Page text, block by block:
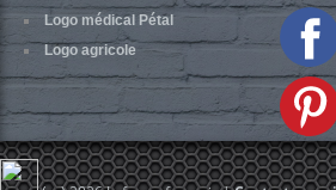
Logo médical Pétal
Logo agricole